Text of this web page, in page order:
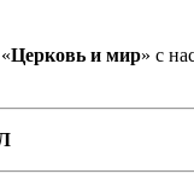
Церковь и мир» с